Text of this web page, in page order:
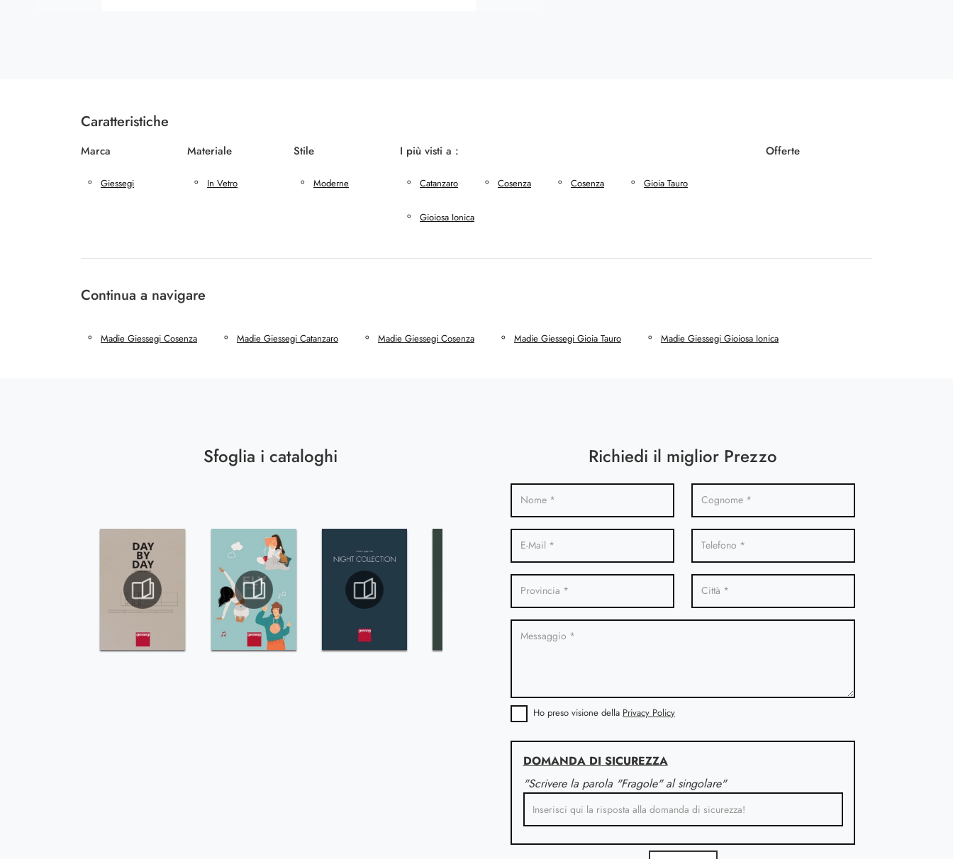
Caratteristiche
Marca
Giessegi
Materiale
In Vetro
Stile
Moderne
I più visti a :
Catanzaro Cosenza Cosenza Gioia Tauro
Gioiosa Ionica
Offerte
Continua a navigare
Madie Giessegi Cosenza Madie Giessegi Catanzaro Madie Giessegi Cosenza Madie Giessegi Gioia Tauro Madie Giessegi Gioiosa Ionica
Sfoglia i cataloghi Richiedi il miglior Prezzo
Ho preso visione della Privacy Policy
DOMANDA DI SICUREZZA
"Scrivere la parola "Fragole" al singolare"